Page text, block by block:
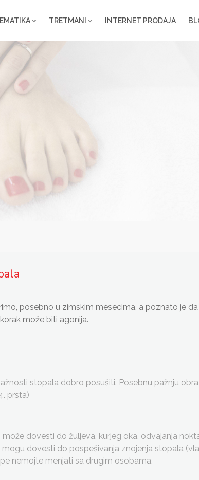
TRETMANI INTERNET PRODAJA
posebno u zimskim mesecima, a poznato je
može biti agonija.
stopala dobro posušiti. Posebnu pažnju
prsta)
dovesti do žuljeva, kurjeg oka, odvajanja
dovesti do pospešivanja znojenja stopala
nemojte menjati sa drugim osobama.